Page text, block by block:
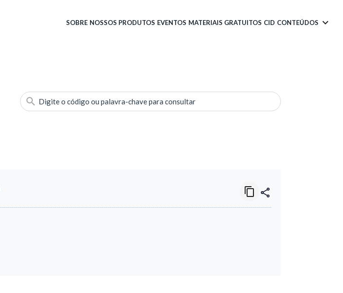
SOBRE NOSSOS PRODUTOS EVENTOS MATERIAIS GRATUITOS CID CONTEÚDOS
Digite o código ou palavra-chave para consultar